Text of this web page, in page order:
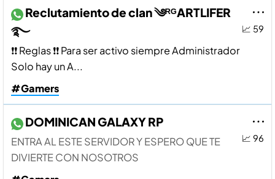
📈 59
Reclutamiento de clan ༄ᴿᴳARTLIFER
࿐
❗❗ Reglas ❗❗ Para ser activo siempre Administrador
Solo hay un A...
#Gamers
📈 96
DOMINICAN GALAXY RP
ENTRA AL ESTE SERVIDOR Y ESPERO QUE TE
DIVIERTE CON NOSOTROS